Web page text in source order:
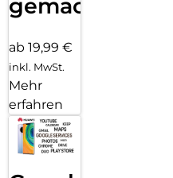
gemacht!
ab 19,99 €
inkl. MwSt.
Mehr
erfahren